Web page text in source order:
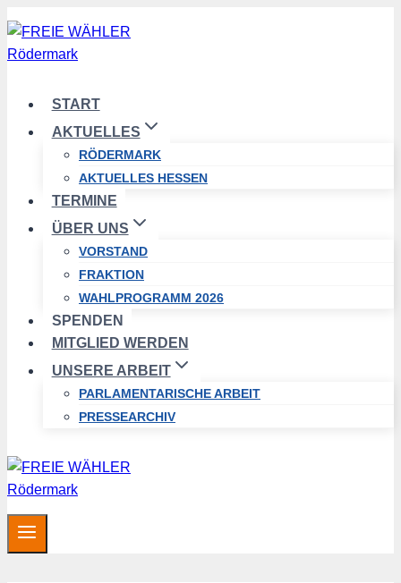
Zum
Inhalt
springen
START
AKTUELLES
RÖDERMARK
AKTUELLES HESSEN
TERMINE
ÜBER UNS
VORSTAND
FRAKTION
WAHLPROGRAMM 2026
SPENDEN
MITGLIED WERDEN
UNSERE ARBEIT
PARLAMENTARISCHE ARBEIT
PRESSEARCHIV